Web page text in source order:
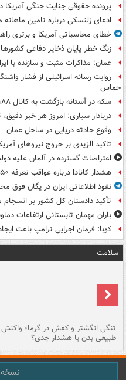
پرونده حقوقی جنایت جنگی آمریکا
ادعای زلنسکی درباره تامین
خطای محاسباتی آمریکا و برتری
زنگ خطر پایان ذخایر دفاعی
عمان: مذاکرات مثبت و سازنده با
روایت رسانه اسرائیلی از فشار
حماس
سکه در آستانه بازگشت به کانال ۱۸۸ میلیون تومان
دریادار سیاری: امروز هر خبر
وقوع حادثه دریایی در ساحل عمان
تاکید الزیدی بر خروج نیروهای
اعتراضات گسترده در آلمان علیه
هشدار کانادا درباره عواقب تعرفه ۵۰ درصدی آمریکا
نفوذ اطلاعاتی ایران در یگان فوق
تأکید دادستان کل کشور بر
باران مهمان تابستانی ارتفاعات
کوبا: فرمان اجرایی ترامپ باعث
سلامت
تنگی انگشتر و کفش در گرما؛ واکنش
طبیعی بدن یا هشدار جدی؟